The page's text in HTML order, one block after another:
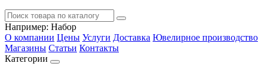
Например: Набор
О компании Цены Услуги Доставка Ювелирное производство
Магазины Статьи Контакты
Категории